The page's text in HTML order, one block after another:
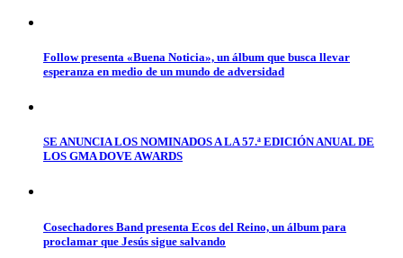
Follow presenta «Buena Noticia», un álbum que busca llevar
esperanza en medio de un mundo de adversidad
SE ANUNCIA LOS NOMINADOS A LA 57.ª EDICIÓN ANUAL DE
LOS GMA DOVE AWARDS
Cosechadores Band presenta Ecos del Reino, un álbum para
proclamar que Jesús sigue salvando